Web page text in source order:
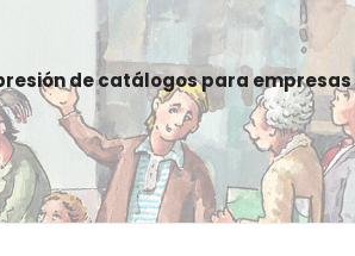
de catálogos para empresas